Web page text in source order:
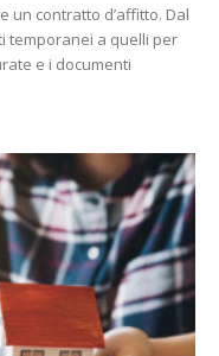
un contratto d’affitto. Dal
temporanei a quelli per
e i documenti